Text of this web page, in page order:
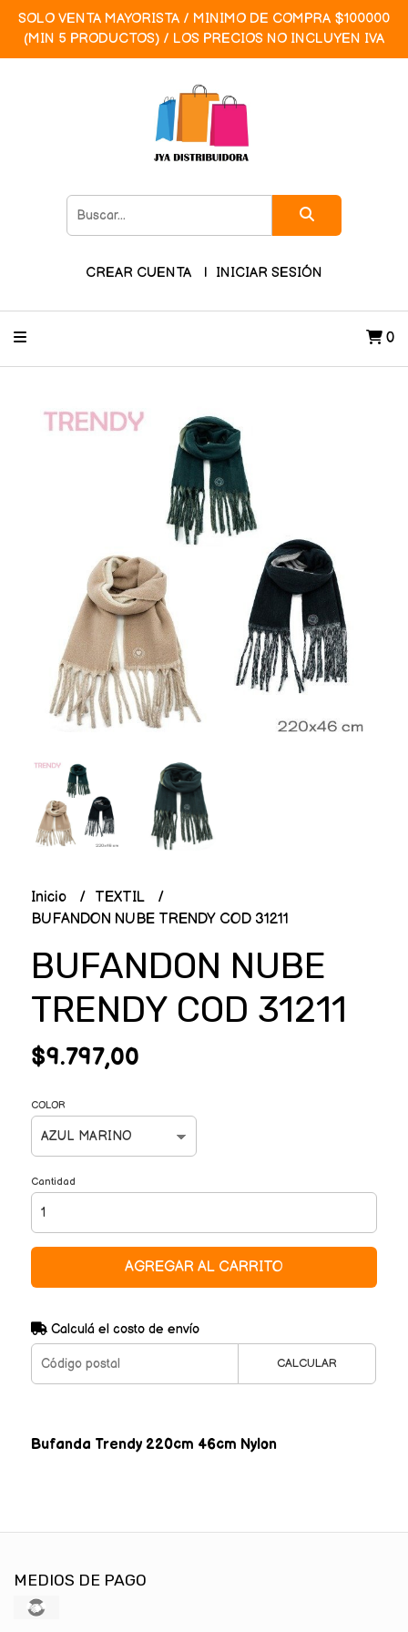
SOLO VENTA MAYORISTA / MINIMO DE COMPRA $100000
(MIN 5 PRODUCTOS) / LOS PRECIOS NO INCLUYEN IVA
CREAR CUENTA INICIAR SESIÓN
0
Inicio
TEXTIL
BUFANDON NUBE TRENDY COD 31211
BUFANDON NUBE
TRENDY COD 31211
$9.797,00
COLOR
Cantidad
AGREGAR AL CARRITO
Calculá el costo de envío
CALCULAR
Bufanda Trendy 220cm 46cm Nylon
MEDIOS DE PAGO